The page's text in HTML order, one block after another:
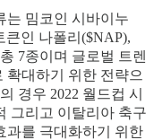
는 밈코인 시바이누
큰인 나폴리($NAP),
7종이며 글로벌 트렌
확대하기 위한 전략으
경우 2022 월드컵 시
그리고 이탈리아 축구
과를 극대화하기 위한